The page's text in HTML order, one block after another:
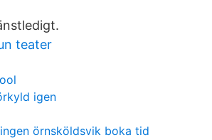
teater
igen
örnsköldsvik boka tid